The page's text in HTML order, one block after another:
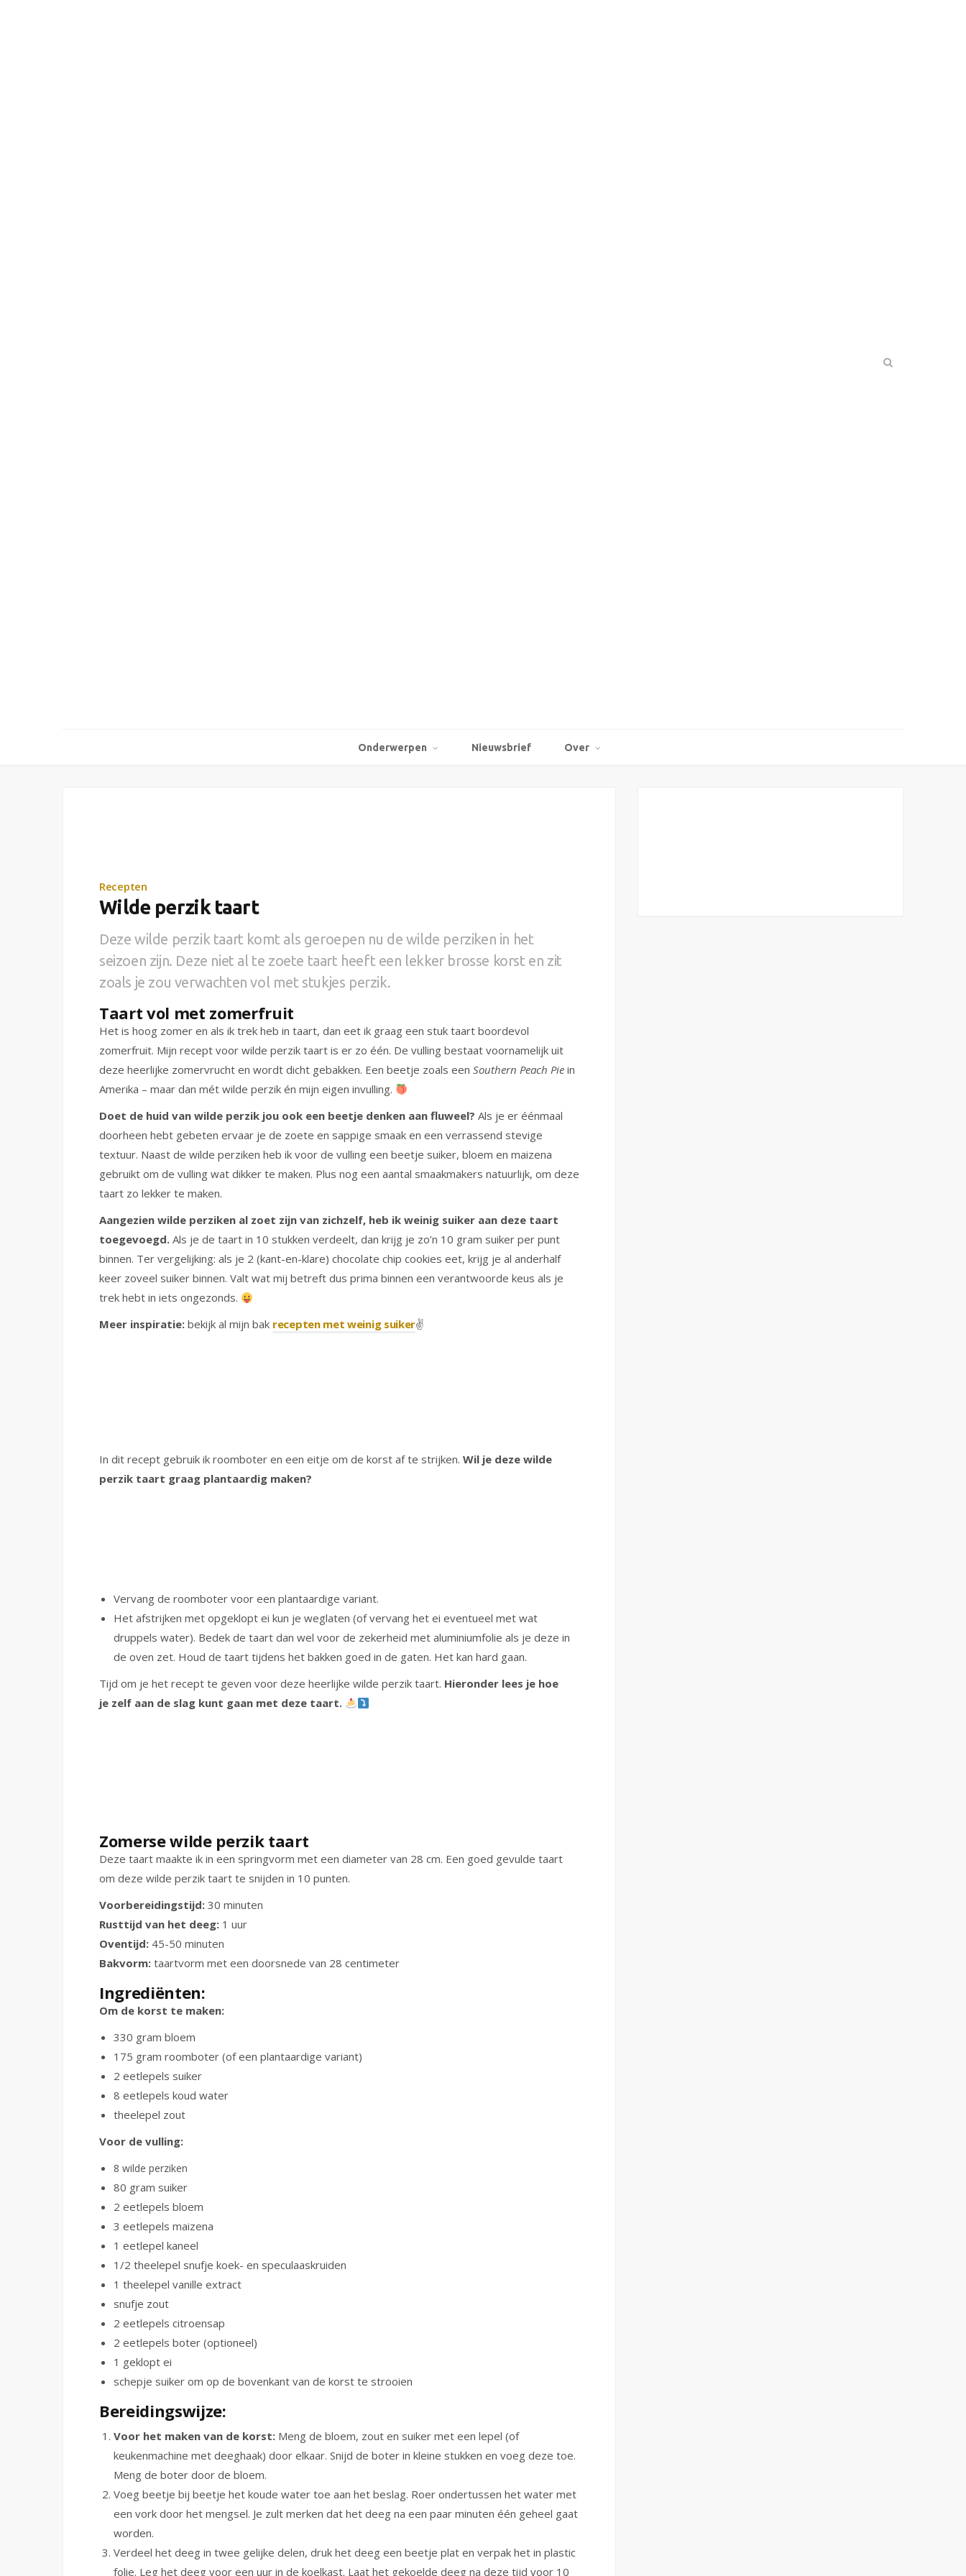
Onderwerpen Nieuwsbrief Over
Recepten
Wilde perzik taart
Deze wilde perzik taart komt als geroepen nu de wilde perziken in het
seizoen zijn. Deze niet al te zoete taart heeft een lekker brosse korst en zit
zoals je zou verwachten vol met stukjes perzik.
Taart vol met zomerfruit
Het is hoog zomer en als ik trek heb in taart, dan eet ik graag een stuk taart boordevol
zomerfruit. Mijn recept voor wilde perzik taart is er zo één. De vulling bestaat voornamelijk uit
deze heerlijke zomervrucht en wordt dicht gebakken. Een beetje zoals een Southern Peach Pie in
Amerika – maar dan mét wilde perzik én mijn eigen invulling.
Doet de huid van wilde perzik jou ook een beetje denken aan fluweel? Als je er éénmaal
doorheen hebt gebeten ervaar je de zoete en sappige smaak en een verrassend stevige
textuur. Naast de wilde perziken heb ik voor de vulling een beetje suiker, bloem en maizena
gebruikt om de vulling wat dikker te maken. Plus nog een aantal smaakmakers natuurlijk, om deze
taart zo lekker te maken.
Aangezien wilde perziken al zoet zijn van zichzelf, heb ik weinig suiker aan deze taart
toegevoegd. Als je de taart in 10 stukken verdeelt, dan krijg je zo’n 10 gram suiker per punt
binnen. Ter vergelijking: als je 2 (kant-en-klare) chocolate chip cookies eet, krijg je al anderhalf
keer zoveel suiker binnen. Valt wat mij betreft dus prima binnen een verantwoorde keus als je
trek hebt in iets ongezonds.
Meer inspiratie: bekijk al mijn bak recepten met weinig suiker✌️
In dit recept gebruik ik roomboter en een eitje om de korst af te strijken. Wil je deze wilde
perzik taart graag plantaardig maken?
Vervang de roomboter voor een plantaardige variant.
Het afstrijken met opgeklopt ei kun je weglaten (of vervang het ei eventueel met wat
druppels water). Bedek de taart dan wel voor de zekerheid met aluminiumfolie als je deze in
de oven zet. Houd de taart tijdens het bakken goed in de gaten. Het kan hard gaan.
Tijd om je het recept te geven voor deze heerlijke wilde perzik taart. Hieronder lees je hoe
je zelf aan de slag kunt gaan met deze taart.
Zomerse wilde perzik taart
Deze taart maakte ik in een springvorm met een diameter van 28 cm. Een goed gevulde taart
om deze wilde perzik taart te snijden in 10 punten.
Voorbereidingstijd: 30 minuten
Rusttijd van het deeg: 1 uur
Oventijd: 45-50 minuten
Bakvorm: taartvorm met een doorsnede van 28 centimeter
Ingrediënten:
Om de korst te maken:
330 gram bloem
175 gram roomboter (of een plantaardige variant)
2 eetlepels suiker
8 eetlepels koud water
theelepel zout
Voor de vulling:
8 wilde perziken
80 gram suiker
2 eetlepels bloem
3 eetlepels maizena
1 eetlepel kaneel
1/2 theelepel snufje koek- en speculaaskruiden
1 theelepel vanille extract
snufje zout
2 eetlepels citroensap
2 eetlepels boter (optioneel)
1 geklopt ei
schepje suiker om op de bovenkant van de korst te strooien
Bereidingswijze:
Voor het maken van de korst: Meng de bloem, zout en suiker met een lepel (of
keukenmachine met deeghaak) door elkaar. Snijd de boter in kleine stukken en voeg deze toe.
Meng de boter door de bloem.
Voeg beetje bij beetje het koude water toe aan het beslag. Roer ondertussen het water met
een vork door het mengsel. Je zult merken dat het deeg na een paar minuten één geheel gaat
worden.
Verdeel het deeg in twee gelijke delen, druk het deeg een beetje plat en verpak het in plastic
folie. Leg het deeg voor een uur in de koelkast. Laat het gekoelde deeg na deze tijd voor 10